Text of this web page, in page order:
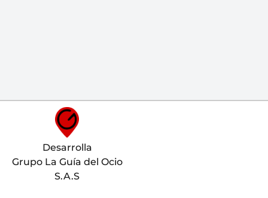
Desarrolla
Grupo La Guía del Ocio
S.A.S